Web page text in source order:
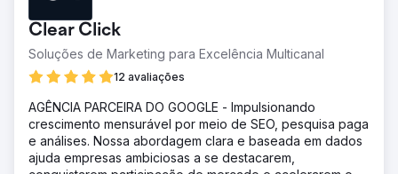
Clear Click
Soluções de Marketing para Excelência Multicanal
12 avaliações
AGÊNCIA PARCEIRA DO GOOGLE - Impulsionando
crescimento mensurável por meio de SEO, pesquisa paga
e análises. Nossa abordagem clara e baseada em dados
ajuda empresas ambiciosas a se destacarem,